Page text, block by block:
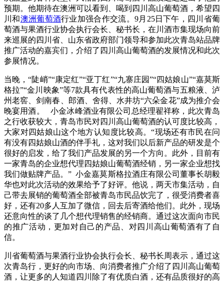
预期。他期待在澳洲可以看到、喝到四川高山葡萄酒，希望四
川和澳洲葡萄酒行业加强合作交流。9月25日下午，四川省葡
萄酒与果酒行业协会执行会长、秘书长，在川酒市集现场向前
来巡展的四川省、山东省政府部门领导和参加此次青岛站品牌
推广活动的嘉宾们，介绍了四川高山葡萄酒的发展情况和此次
参展情况。
当晚，“陡峭”“康定红”“亚丁红”“九寨庄园”“四姑娘山”“嘉莫斯
格拉”“金川映象”等7款具有代表性的高山葡萄酒与五粮液、泸
州老窖、剑南春、郎酒、舍得、水井坊“六朵金花”成为推介会
晚宴用酒。 小金冰峰酒业有限公司总经理翟祥称，此次青岛
之行收获较大，青岛市民对四川高山葡萄酒的认可度比较高，
大家对四姑娘山这个地方认知度比较高。“现场还有市民在问
有没有四姑娘山酒的伴手礼，这对我们以后新产品的研发是个
很好的启发，给了我们产品发展的另一个方向。此外，目前有
一家青岛的企业想代理四姑娘山葡萄酒经销，另一家企业想找
我们做贴牌产品。” 小金嘉莫斯格拉酒庄有限公司董事长胡毅
华也对此次活动的效果给予了好评。他说，两天市集活动，自
己带去展销的葡萄酒全部被青岛市民品饮完了，很受消费者喜
好，还有20多人互加了微信，回去后寄酒给他们。此外，现场
还意向性的谈了几个想代理销售的经销商。通过这次面向市民
的推广活动，更加对自己的产品、对四川高山葡萄酒有了自
信。
川省葡萄酒与果酒行业协会执行会长、秘书长周表示，通过这
次青岛行，更好的向市场、向消费者推广介绍了四川高山葡萄
酒，让更多的人知道四川除了有优质白酒，还有品质很好的高